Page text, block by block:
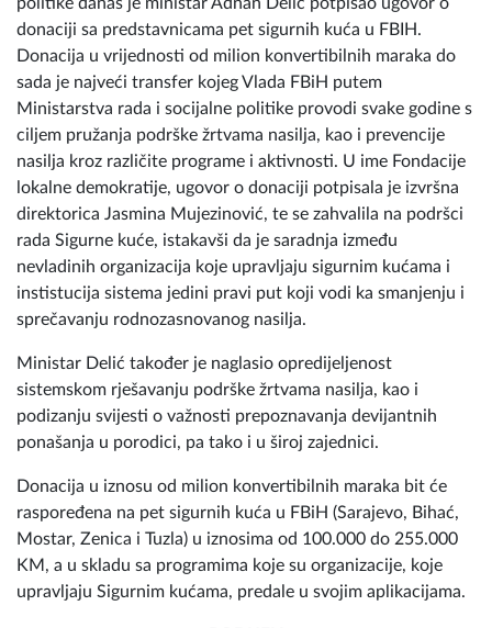
U prostorijama Federalnog ministarstva rada i socijalne
politike danas je ministar Adnan Delić potpisao ugovor o
donaciji sa predstavnicama pet sigurnih kuća u FBIH.
Donacija u vrijednosti od milion konvertibilnih maraka do
sada je najveći transfer kojeg Vlada FBiH putem
Ministarstva rada i socijalne politike provodi svake godine s
ciljem pružanja podrške žrtvama nasilja, kao i prevencije
nasilja kroz različite programe i aktivnosti. U ime Fondacije
lokalne demokratije, ugovor o donaciji potpisala je izvršna
direktorica Jasmina Mujezinović, te se zahvalila na podršci
rada Sigurne kuće, istakavši da je saradnja između
nevladinih organizacija koje upravljaju sigurnim kućama i
sprečavanju rodnozasnovanog nasilja.
Ministar Delić također je naglasio opredijeljenost
sistemskom rješavanju podrške žrtvama nasilja, kao i
ponašanja u porodici, pa tako i u široj zajednici.
Donacija u iznosu od milion konvertibilnih maraka bit će
raspoređena na pet sigurnih kuća u FBiH (Sarajevo, Bihać,
Mostar, Zenica i Tuzla) u iznosima od 100.000 do 255.000